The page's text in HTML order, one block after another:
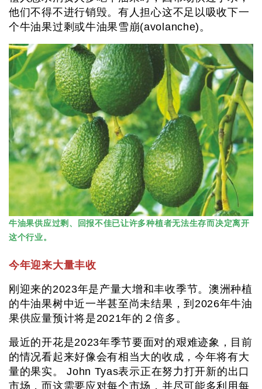
他们不得不进行销毁。有人担心这不足以吸收下一
个牛油果过剩或牛油果雪崩(avolanche)。
牛油果供应过剩、回报不佳已让许多种植者无法生存而决定离开
这个行业。
今年迎来大量丰收
刚迎来的2023年是产量大增和丰收季节。澳洲种植
的牛油果树中近一半甚至尚未结果，到2026年牛油
果供应量预计将是2021年的２倍多。
最近的开花是2023年季节要面对的艰难迹象，目前
的情况看起来好像会有相当大的收成，今年将有大
量的果实。 John Tyas表示正在努力打开新的出口
市场，而这需要应对每个市场，并尽可能多利用每